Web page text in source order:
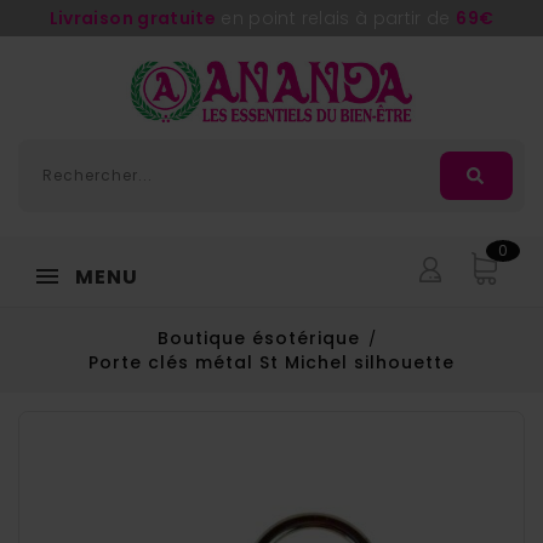
Livraison gratuite 69€
MENU
0
Boutique ésotérique
Porte clés métal St Michel silhouette